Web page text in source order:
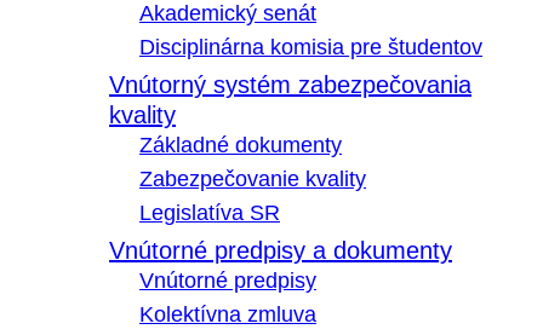
Akademický senát
Disciplinárna komisia pre študentov
Vnútorný systém zabezpečovania
kvality
Základné dokumenty
Zabezpečovanie kvality
Legislatíva SR
Vnútorné predpisy a dokumenty
Vnútorné predpisy
Kolektívna zmluva